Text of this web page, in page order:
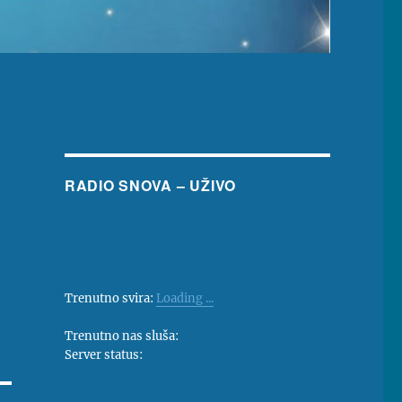
RADIO SNOVA – UŽIVO
Trenutno svira: Loading ...
Trenutno nas sluša:
Server status: